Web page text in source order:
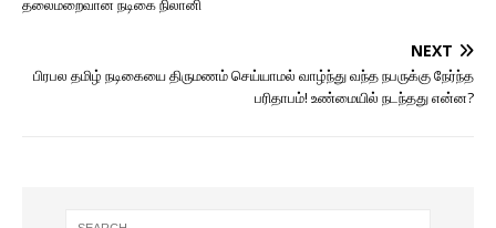
தலைமறைவான நடிகை நிலானி
NEXT
பிரபல தமிழ் நடிகையை திருமணம் செய்யாமல் வாழ்ந்து வந்த நபருக்கு நேர்ந்த
பரிதாபம்! உண்மையில் நடந்தது என்ன?